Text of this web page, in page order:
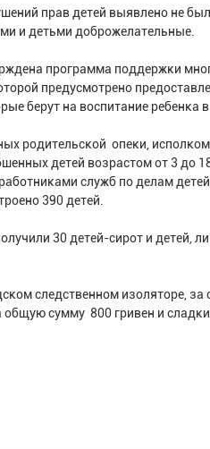
прав детей выявлено не
и детьми доброжелательные.
программа поддержки
предусмотрено
берут на воспитание ребенка
родительской опеки,
детей возрастом от 3 до
служб по делам
390 детей.
30 детей-сирот и детей,
следственном изоляторе, за
сумму 800 гривен и